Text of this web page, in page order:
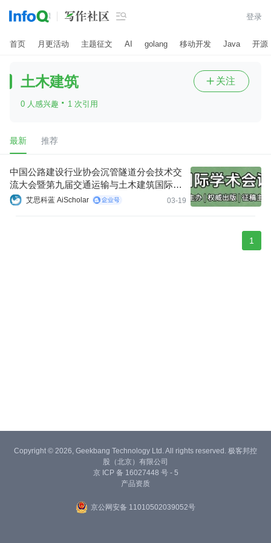
 登录
首页 月更活动 主题征文 AI golang 移动开发 Java 开源
土木建筑
0 人感兴趣 · 1 次引用
 关注
最新 推荐
中国公路建设行业协会沉管隧道分会技术交
流大会暨第九届交通运输与土木建筑国际学
术交流大会（ITT CHCA TEC & ISTTCA 202
艾思科蓝 AiScholar 03-19
1
Copyright © 2026, Geekbang Technology Ltd. All rights reserved. 极客邦控
股（北京）有限公司
京 ICP 备 16027448 号 - 5
产品资质
京公网安备 11010502039052号